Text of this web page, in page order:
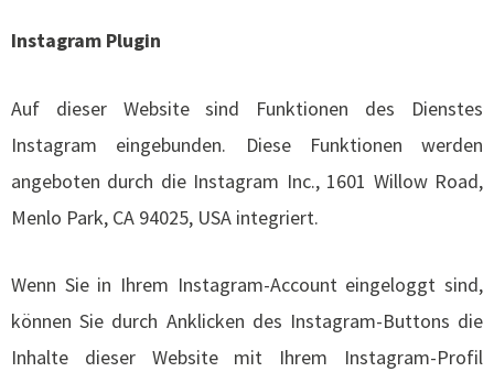
Instagram Plugin
Auf dieser Website sind Funktionen des Dienstes
Instagram eingebunden. Diese Funktionen werden
angeboten durch die Instagram Inc., 1601 Willow Road,
Menlo Park, CA 94025, USA integriert.
Wenn Sie in Ihrem Instagram-Account eingeloggt sind,
können Sie durch Anklicken des Instagram-Buttons die
Inhalte dieser Website mit Ihrem Instagram-Profil